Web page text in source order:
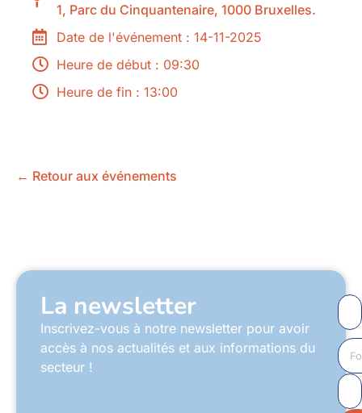
1, Parc du Cinquantenaire, 1000 Bruxelles.
Date de l'événement : 14-11-2025
Heure de début : 09:30
Heure de fin : 13:00
← Retour aux événements
La newsletter
Inscrivez-vous à notre newsletter pour avoir
accès à nos actualités et aux informations du
secteur !